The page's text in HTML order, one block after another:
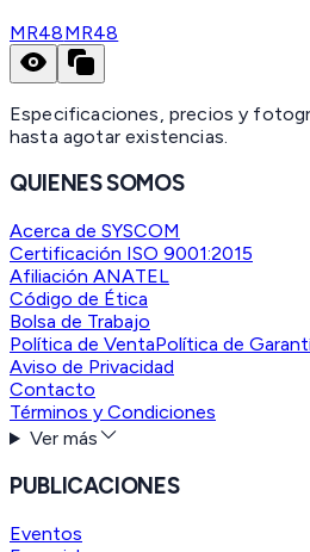
MR48MR48
Especificaciones, precios y
hasta agotar existencias.
QUIENES SOMOS
Acerca de SYSCOM
Certificación ISO 9001:2015
Afiliación ANATEL
Código de Ética
Bolsa de Trabajo
Política de VentaPolítica de
Aviso de Privacidad
Contacto
Términos y Condiciones
Ver más
PUBLICACIONES
Eventos